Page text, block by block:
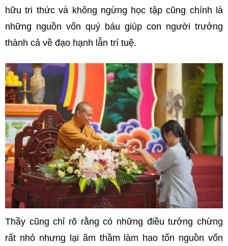
hữu tri thức và không ngừng học tập cũng chính là
những nguồn vốn quý báu giúp con người trưởng
thành cả về đạo hạnh lẫn trí tuệ.
Thầy cũng chỉ rõ rằng có những điều tưởng chừng
rất nhỏ nhưng lại âm thầm làm hao tổn nguồn vốn